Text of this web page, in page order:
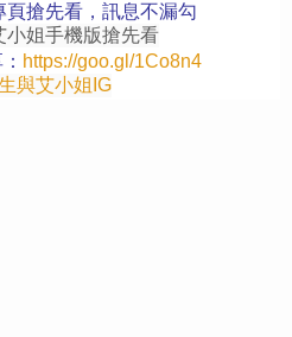
搶先看，訊息不漏勾
https://goo.gl/1Co8n4